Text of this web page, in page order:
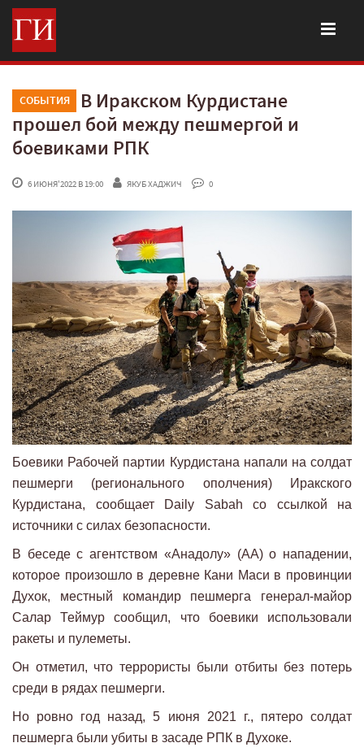
СОБЫТИЯ
В Иракском Курдистане
прошел бой между пешмергой и
боевиками РПК
6 ИЮНЯ'2022 В 19:00 ЯКУБ ХАДЖИЧ 0
Боевики Рабочей партии Курдистана напали на солдат
пешмерги (регионального ополчения) Иракского
Курдистана, сообщает Daily Sabah со ссылкой на
источники с силах безопасности.
В беседе с агентством «Анадолу» (АА) о нападении,
которое произошло в деревне Кани Маси в провинции
Духок, местный командир пешмерга генерал-майор
Салар Теймур сообщил, что боевики использовали
ракеты и пулеметы.
Он отметил, что террористы были отбиты без потерь
среди в рядах пешмерги.
Но ровно год назад, 5 июня 2021 г., пятеро солдат
пешмерга были убиты в засаде РПК в Духоке.